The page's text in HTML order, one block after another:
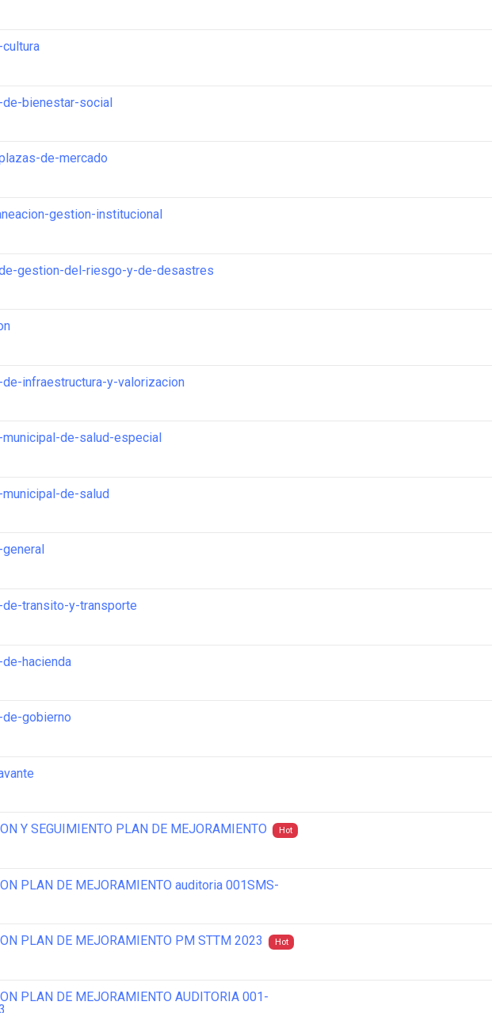
de-bienestar-social
de-mercado
gestion-institucional
gestion-del-riesgo-y-de-desastres
infraestructura-y-valorizacion
de-salud-especial
de-salud
de-transito-y-transporte
hacienda
gobierno
Y SEGUIMIENTO PLAN DE MEJORAMIENTO Hot
PLAN DE MEJORAMIENTO auditoria 001SMS-
PLAN DE MEJORAMIENTO PM STTM 2023 Hot
PLAN DE MEJORAMIENTO AUDITORIA 001-